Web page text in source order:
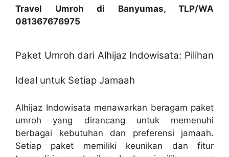
Travel Umroh di Banyumas, TLP/WA
081367676975
Paket Umroh dari Alhijaz Indowisata: Pilihan
Ideal untuk Setiap Jamaah
Alhijaz Indowisata menawarkan beragam paket
umroh yang dirancang untuk memenuhi
berbagai kebutuhan dan preferensi jamaah.
Setiap paket memiliki keunikan dan fitur